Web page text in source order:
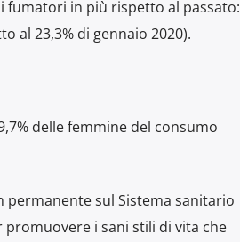
fumatori in più rispetto al passato:
al 23,3% di gennaio 2020).
delle femmine del consumo
permanente sul Sistema sanitario
promuovere i sani stili di vita che